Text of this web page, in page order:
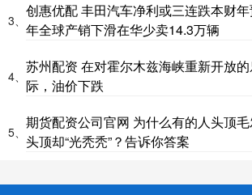
3、
创惠优配 丰田汽车净利或三连跌本财
年全球产销下滑在华少卖14.3万辆
4、
苏州配资 在对霍尔木兹海峡重新开放
际，油价下跌
5、
期货配资公司官网 为什么有的人头顶
头顶却“光秃秃”？告诉你答案